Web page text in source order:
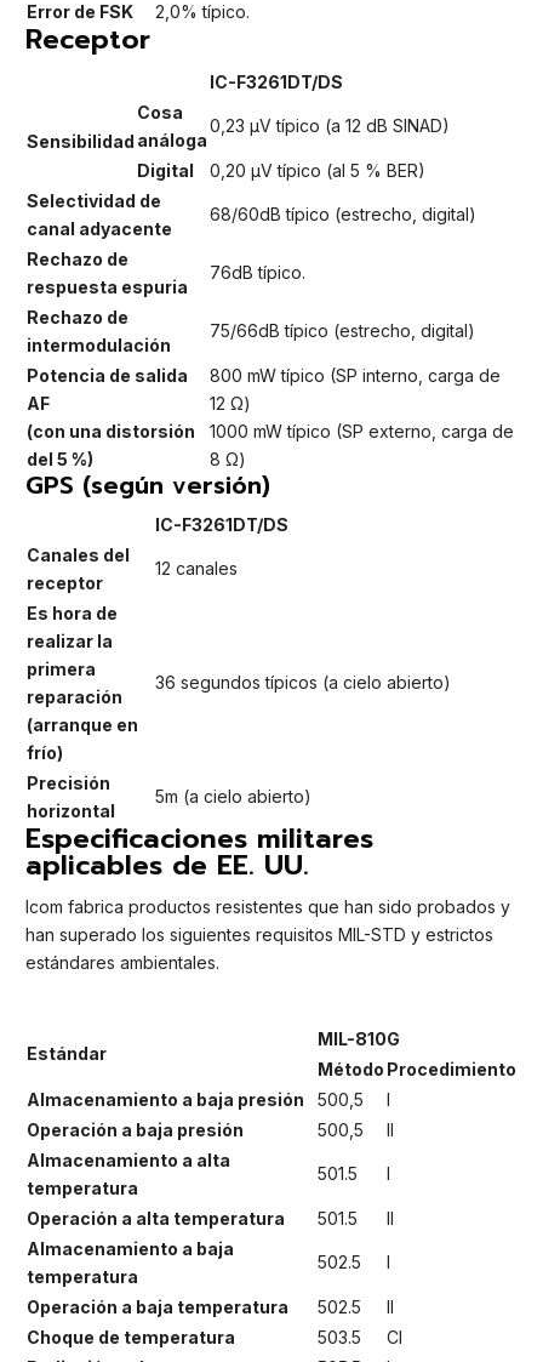
Error de FSK
2,0% típico.
Receptor
IC-F3261DT/DS
Sensibilidad
Cosa
análoga
0,23 μV típico (a 12 dB SINAD)
Digital
0,20 μV típico (al 5 % BER)
Selectividad de
canal adyacente
68/60dB típico (estrecho, digital)
Rechazo de
respuesta espuria
76dB típico.
Rechazo de
intermodulación
75/66dB típico (estrecho, digital)
Potencia de salida
AF
(con una distorsión
del 5 %)
800 mW típico (SP interno, carga de
12 Ω)
1000 mW típico (SP externo, carga de
8 Ω)
GPS (según versión)
IC-F3261DT/DS
Canales del
receptor
12 canales
Es hora de
realizar la
primera
reparación
(arranque en
frío)
36 segundos típicos (a cielo abierto)
Precisión
horizontal
5m (a cielo abierto)
Especificaciones militares
aplicables de EE. UU.
Icom fabrica productos resistentes que han sido probados y
han superado los siguientes requisitos MIL-STD y estrictos
estándares ambientales.
Estándar
MIL-810G
Método Procedimiento
Almacenamiento a baja presión
500,5
I
Operación a baja presión
500,5
II
Almacenamiento a alta
temperatura
501.5 I
Operación a alta temperatura 501.5
II
Almacenamiento a baja
temperatura
502.5 I
Operación a baja temperatura 502.5
II
Choque de temperatura
503.5
CI